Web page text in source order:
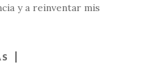
y a reinventar mis